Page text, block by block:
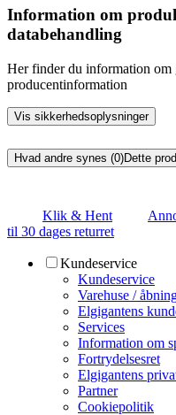
Information om
databehandling
Her finder du information om
producentinformation
Vis sikkerhedsoplysninger
Hvad andre synes (0)Dette
Klik & Hent
til 30 dages returret
Kundeservice
Kundeservice
Varehuse /
Elgigantens
Services
Information om
Fortrydelsesret
Elgigantens
Partner
Cookiepolitik